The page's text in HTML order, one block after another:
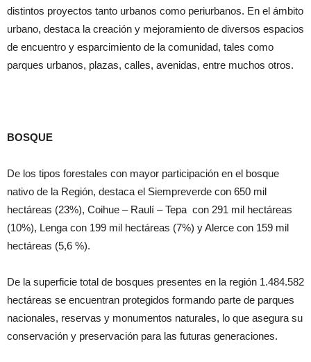
distintos proyectos tanto urbanos como periurbanos. En el ámbito
urbano, destaca la creación y mejoramiento de diversos espacios
de encuentro y esparcimiento de la comunidad, tales como
parques urbanos, plazas, calles, avenidas, entre muchos otros.
BOSQUE
De los tipos forestales con mayor participación en el bosque
nativo de la Región, destaca el Siempreverde con 650 mil
hectáreas (23%), Coihue – Raulí – Tepa con 291 mil hectáreas
(10%), Lenga con 199 mil hectáreas (7%) y Alerce con 159 mil
hectáreas (5,6 %).
De la superficie total de bosques presentes en la región 1.484.582
hectáreas se encuentran protegidos formando parte de parques
nacionales, reservas y monumentos naturales, lo que asegura su
conservación y preservación para las futuras generaciones.